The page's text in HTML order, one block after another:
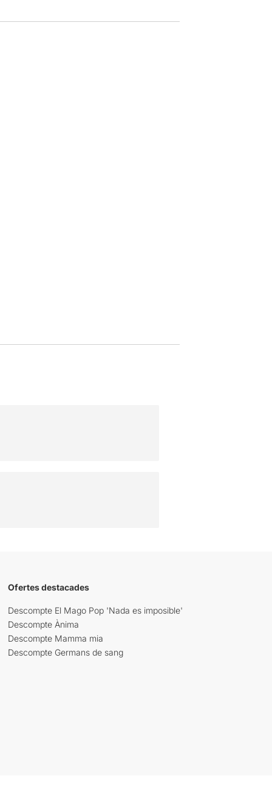
Ofertes destacades
Descompte El Mago Pop 'Nada es imposible'
Descompte Ànima
Descompte Mamma mia
Descompte Germans de sang